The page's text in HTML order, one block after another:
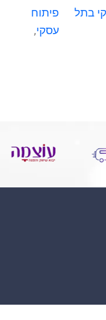
בתל
פיתוח
עסקי,